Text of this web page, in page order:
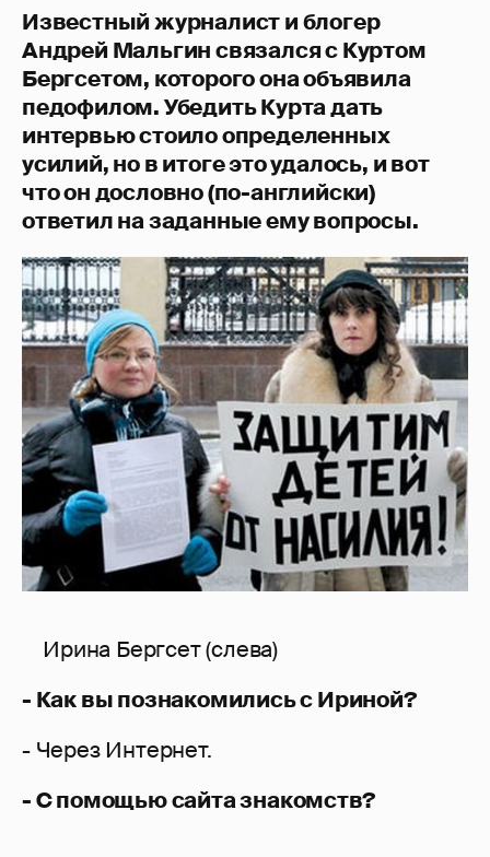
Известный журналист и блогер
Андрей Мальгин связался с Куртом
Бергсетом, которого она объявила
педофилом. Убедить Курта дать
интервью стоило определенных
усилий, но в итоге это удалось, и вот
что он дословно (по-английски)
ответил на заданные ему вопросы.
Ирина Бергсет (слева)
- Как вы познакомились с Ириной?
- Через Интернет.
- С помощью сайта знакомств?